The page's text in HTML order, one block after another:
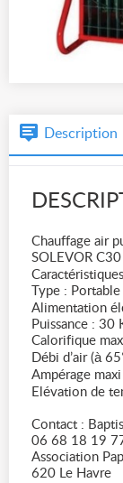
Description
Chauffage air
SOLEVOR C30
Type : Portable
Alimentation
Puissance : 30
Calorifique
Débi d’air (à
Ampérage
Elévation de
Contact :
06 68 18 19
Association
620 Le Havre